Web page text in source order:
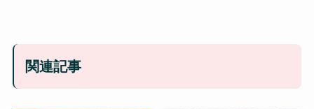
関連記事